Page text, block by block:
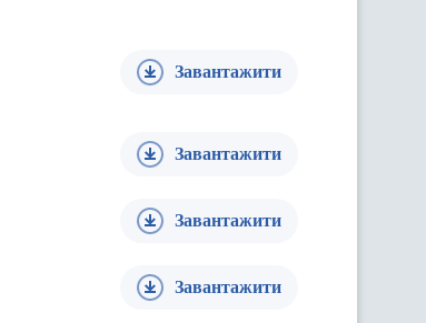
Завантажити
Завантажити
Завантажити
Завантажити